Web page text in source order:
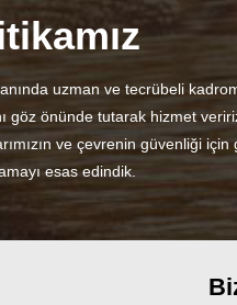
uzman ve tecrübeli
önünde tutarak hizmet
ve çevrenin güvenliği
esas edindik.